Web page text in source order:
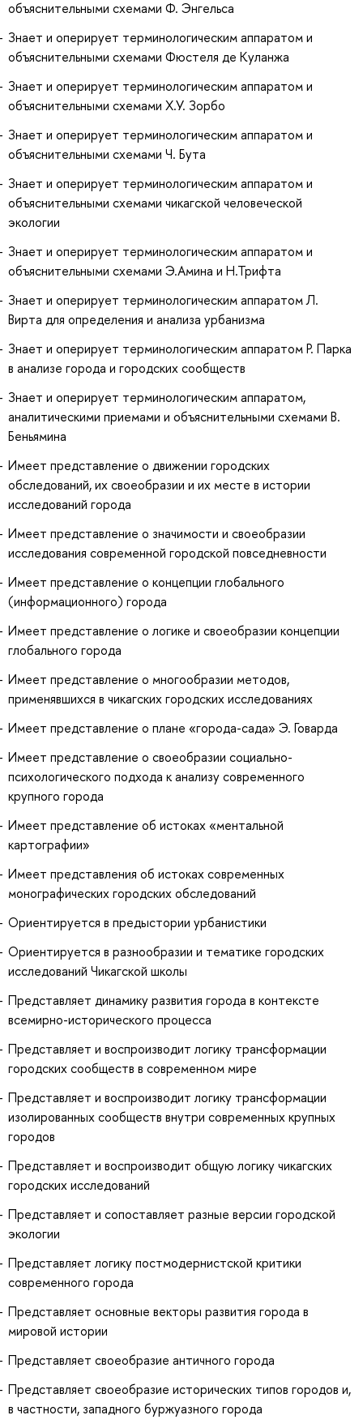
объяснительными схемами Ф. Энгельса
Знает и оперирует терминологическим аппаратом и
объяснительными схемами Фюстеля де Куланжа
Знает и оперирует терминологическим аппаратом и
объяснительными схемами Х.У. Зорбо
Знает и оперирует терминологическим аппаратом и
объяснительными схемами Ч. Бута
Знает и оперирует терминологическим аппаратом и
объяснительными схемами чикагской человеческой
экологии
Знает и оперирует терминологическим аппаратом и
объяснительными схемами Э.Амина и Н.Трифта
Знает и оперирует терминологическим аппаратом Л.
Вирта для определения и анализа урбанизма
Знает и оперирует терминологическим аппаратом Р. Парка
в анализе города и городских сообществ
Знает и оперирует терминологическим аппаратом,
аналитическими приемами и объяснительными схемами В.
Беньямина
Имеет представление о движении городских
обследований, их своеобразии и их месте в истории
исследований города
Имеет представление о значимости и своеобразии
исследования современной городской повседневности
Имеет представление о концепции глобального
(информационного) города
Имеет представление о логике и своеобразии концепции
глобального города
Имеет представление о многообразии методов,
применявшихся в чикагских городских исследованиях
Имеет представление о плане «города-сада» Э. Говарда
Имеет представление о своеобразии социально-
психологического подхода к анализу современного
крупного города
Имеет представление об истоках «ментальной
картографии»
Имеет представления об истоках современных
монографических городских обследований
Ориентируется в предыстории урбанистики
Ориентируется в разнообразии и тематике городских
исследований Чикагской школы
Представляет динамику развития города в контексте
всемирно-исторического процесса
Представляет и воспроизводит логику трансформации
городских сообществ в современном мире
Представляет и воспроизводит логику трансформации
изолированных сообществ внутри современных крупных
городов
Представляет и воспроизводит общую логику чикагских
городских исследований
Представляет и сопоставляет разные версии городской
экологии
Представляет логику постмодернистской критики
современного города
Представляет основные векторы развития города в
мировой истории
Представляет своеобразие античного города
Представляет своеобразие исторических типов городов и,
в частности, западного буржуазного города